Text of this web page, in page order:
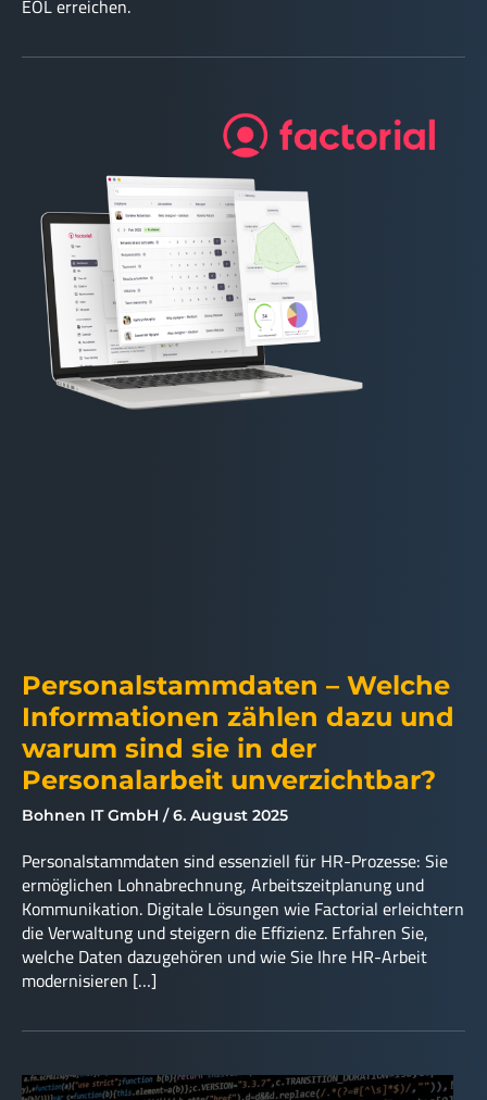
EOL erreichen.
Personalstammdaten – Welche
Informationen zählen dazu und
warum sind sie in der
Personalarbeit unverzichtbar?
Bohnen IT GmbH 6. August 2025
Personalstammdaten sind essenziell für HR-Prozesse: Sie
ermöglichen Lohnabrechnung, Arbeitszeitplanung und
Kommunikation. Digitale Lösungen wie Factorial erleichtern
die Verwaltung und steigern die Effizienz. Erfahren Sie,
welche Daten dazugehören und wie Sie Ihre HR-Arbeit
modernisieren […]